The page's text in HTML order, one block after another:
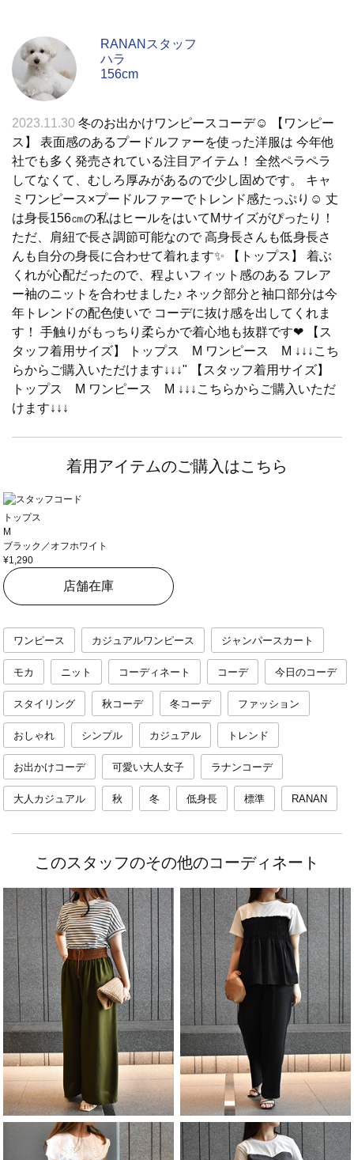
RANANスタッフ
ハラ
156cm
2023.11.30 冬のお出かけワンピースコーデ☺ 【ワンピー
ス】 表面感のあるプードルファーを使った洋服は 今年他
社でも多く発売されている注目アイテム！ 全然ペラペラ
してなくて、むしろ厚みがあるので少し固めです。 キャ
ミワンピース×プードルファーでトレンド感たっぷり☺ 丈
は身長156㎝の私はヒールをはいてMサイズがぴったり！
ただ、肩紐で長さ調節可能なので 高身長さんも低身長さ
んも自分の身長に合わせて着れます✨ 【トップス】 着ぶ
くれが心配だったので、程よいフィット感のある フレア
ー袖のニットを合わせました♪ ネック部分と袖口部分は今
年トレンドの配色使いで コーデに抜け感を出してくれま
す！ 手触りがもっちり柔らかで着心地も抜群です❤ 【ス
タッフ着用サイズ】 トップス M ワンピース M ↓↓↓こち
らからご購入いただけます↓↓↓" 【スタッフ着用サイズ】
トップス M ワンピース M ↓↓↓こちらからご購入いただ
けます↓↓↓
着用アイテムのご購入はこちら
トップス
M
ブラック／オフホワイト
¥1,290
店舗在庫
ワンピース カジュアルワンピース ジャンパースカート
モカ ニット コーディネート コーデ 今日のコーデ
スタイリング 秋コーデ 冬コーデ ファッション
おしゃれ シンプル カジュアル トレンド
お出かけコーデ 可愛い大人女子 ラナンコーデ
大人カジュアル 秋 冬 低身長 標準 RANAN
このスタッフのその他のコーディネート